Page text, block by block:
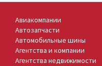
Авиакомпании
Автозапчасти
Автомобильные шины
Агентства и компании
Агентства недвижимости